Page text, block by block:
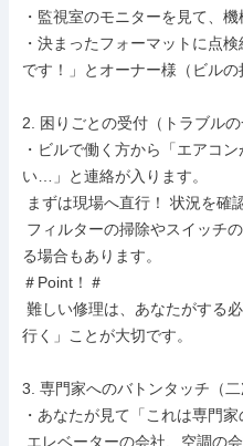
・監視室のモニターを見て、
・決まったフォーマットに点
です！」とオーナー様（ビルの
2. 困りごとの受付（トラブルの
・ビルで働く方から「エアコ
い…」と連絡が入ります。
る場合もあります。
＃Point！＃
行く」ことが大切です。
3. 専門家へのバトンタッチ（二
・あなたが見て「これは専門